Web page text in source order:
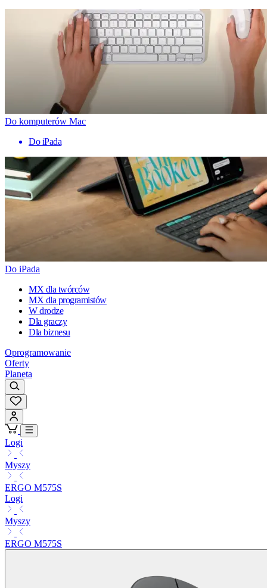
Do komputerów Mac
Do iPada
Do iPada
MX dla twórców
MX dla programistów
W drodze
Dla graczy
Dla biznesu
Oprogramowanie
Oferty
Planeta
Logi
Myszy
ERGO M575S
Logi
Myszy
ERGO M575S